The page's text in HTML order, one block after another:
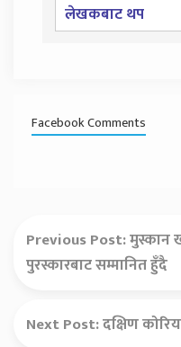
लेखकबाट थप
Facebook Comments
Previous Post:मुस्कान
पुरस्कारबाट सम्मानित हुँदै
Next Post:दक्षिण